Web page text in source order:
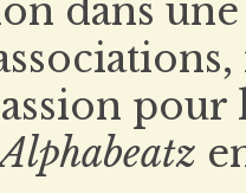
dans
pour
Alphabeatz